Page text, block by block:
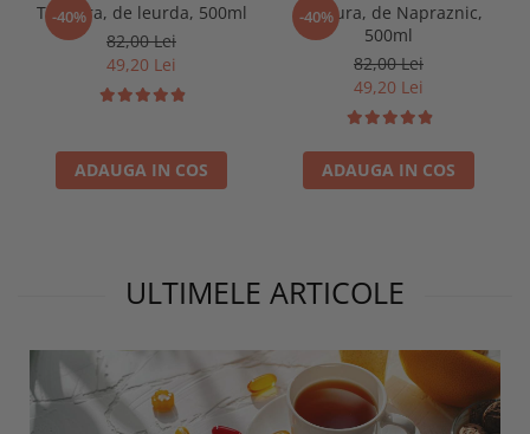
-40%
Tinctura, de leurda, 500ml
82,00 Lei
49,20 Lei
ADAUGA IN COS
-40%
Tinctura, de Napraznic,
500ml
82,00 Lei
49,20 Lei
ADAUGA IN COS
ULTIMELE ARTICOLE